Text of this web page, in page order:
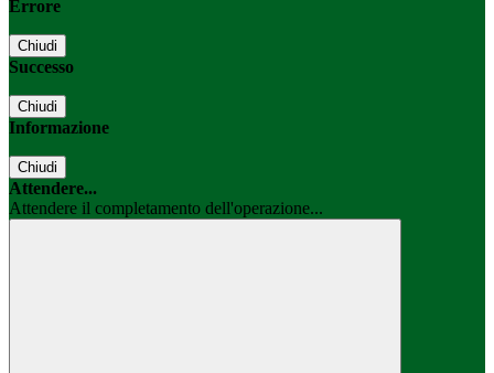
Errore
Chiudi
Successo
Chiudi
Informazione
Chiudi
Attendere...
Attendere il completamento dell'operazione...